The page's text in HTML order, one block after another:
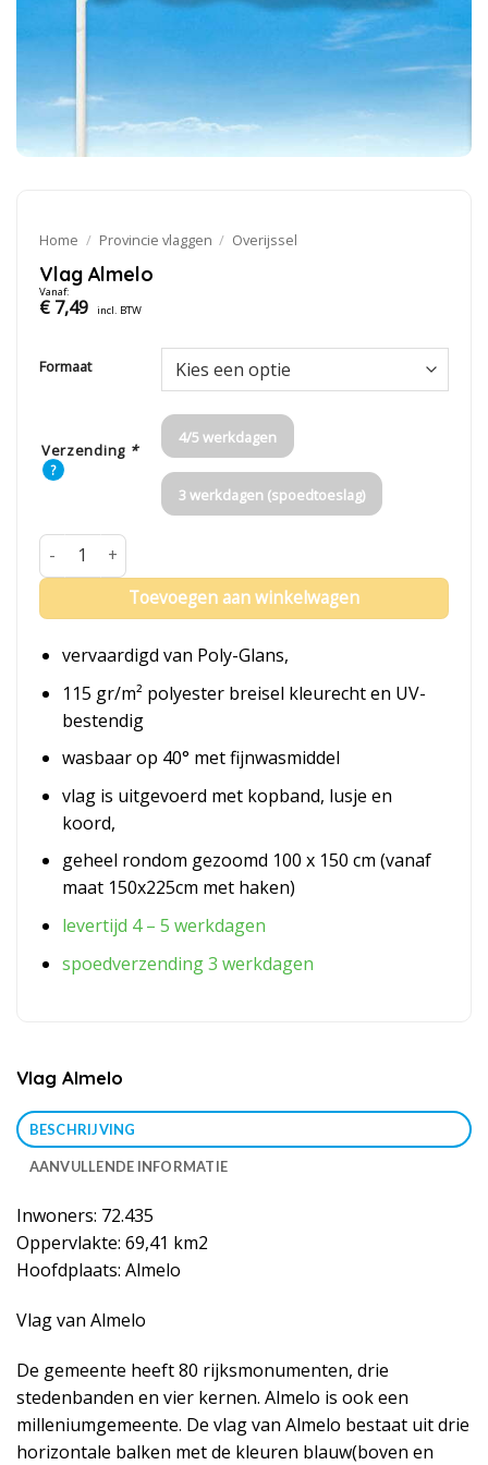
Home / Provincie vlaggen / Overijssel
Vlag Almelo
Vanaf:
€7,49 incl. BTW
Formaat
Verzending *
?
4/5 werkdagen
3 werkdagen (spoedtoeslag)
Vlag Almelo aantal
Toevoegen aan winkelwagen
vervaardigd van Poly-Glans,
115 gr/m² polyester breisel kleurecht en UV-
bestendig
wasbaar op 40° met fijnwasmiddel
vlag is uitgevoerd met kopband, lusje en
koord,
geheel rondom gezoomd 100 x 150 cm (vanaf
maat 150x225cm met haken)
levertijd 4 – 5 werkdagen
spoedverzending 3 werkdagen
Vlag Almelo
BESCHRIJVING
AANVULLENDE INFORMATIE
Inwoners: 72.435
Oppervlakte: 69,41 km2
Hoofdplaats: Almelo
Vlag van Almelo
De gemeente heeft 80 rijksmonumenten, drie
stedenbanden en vier kernen. Almelo is ook een
milleniumgemeente. De vlag van Almelo bestaat uit drie
horizontale balken met de kleuren blauw(boven en